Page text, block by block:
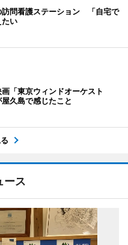
訪問看護ステーション 「自宅で
たい
「東京ウィンドオーケスト
久島で感じたこと
ース